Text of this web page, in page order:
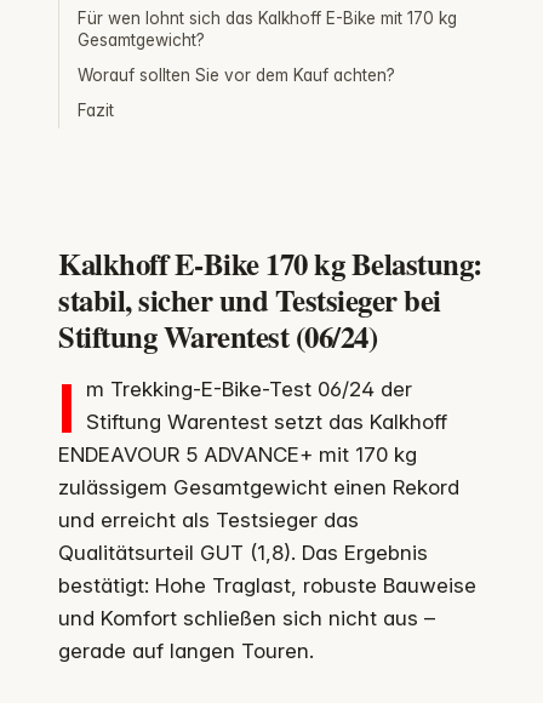
Für wen lohnt sich das Kalkhoff E-Bike mit 170 kg
Gesamtgewicht?
Worauf sollten Sie vor dem Kauf achten?
Fazit
Kalkhoff E-Bike 170 kg Belastung:
stabil, sicher und Testsieger bei
Stiftung Warentest (06/24)
I
m Trekking-E-Bike-Test 06/24 der
Stiftung Warentest setzt das Kalkhoff
ENDEAVOUR 5 ADVANCE+ mit 170 kg
zulässigem Gesamtgewicht einen Rekord
und erreicht als Testsieger das
Qualitätsurteil GUT (1,8). Das Ergebnis
bestätigt: Hohe Traglast, robuste Bauweise
und Komfort schließen sich nicht aus –
gerade auf langen Touren.